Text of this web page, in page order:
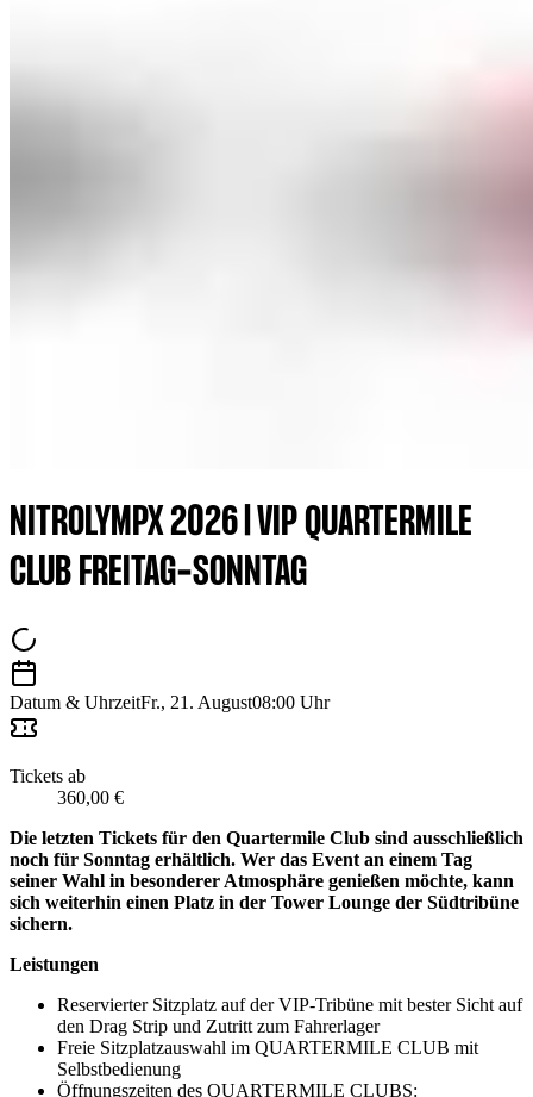
NITROLYMPX 2026 | VIP QUARTERMILE
CLUB FREITAG-SONNTAG
Datum & UhrzeitFr., 21. August08:00 Uhr
Tickets ab
360,00 €
Die letzten Tickets für den Quartermile Club sind ausschließlich
noch für Sonntag erhältlich. Wer das Event an einem Tag
seiner Wahl in besonderer Atmosphäre genießen möchte, kann
sich weiterhin einen Platz in der Tower Lounge der Südtribüne
sichern.
Leistungen
Reservierter Sitzplatz auf der VIP-Tribüne mit bester Sicht auf
den Drag Strip und Zutritt zum Fahrerlager
Freie Sitzplatzauswahl im QUARTERMILE CLUB mit
Selbstbedienung
Öffnungszeiten des QUARTERMILE CLUBS: